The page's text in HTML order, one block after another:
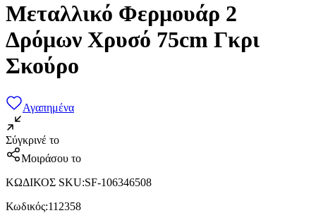
Μεταλλικό Φερμουάρ 2
Δρόμων Χρυσό 75cm Γκρι
Σκούρο
Αγαπημένα
Σύγκρινέ το
Μοιράσου το
ΚΩΔΙΚΟΣ SKU:SF-106346508
Κωδικός:112358